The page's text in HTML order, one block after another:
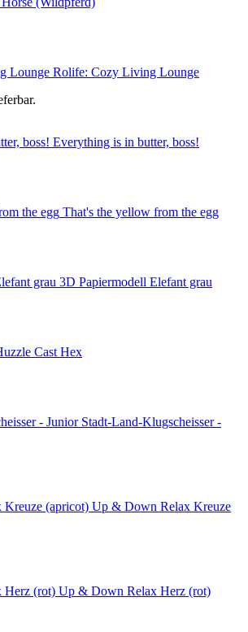
Rolife: Cozy Living Lounge
Everything is in butter, boss!
That's the yellow from the egg
3D Papiermodell Elefant grau
Cast Hex
Stadt-Land-Klugscheisser -
Up & Down Relax Kreuze
Up & Down Relax Herz (rot)